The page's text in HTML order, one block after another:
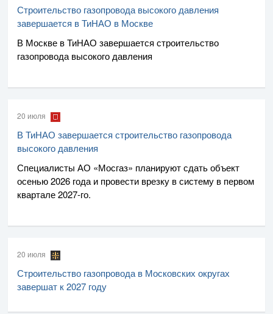
Строительство газопровода высокого давления
завершается в ТиНАО в Москве
В Москве в ТиНАО завершается строительство
газопровода высокого давления
20 июля
В ТиНАО завершается строительство газопровода
высокого давления
Специалисты АО «Мосгаз» планируют сдать объект
осенью 2026 года и провести врезку в систему в первом
квартале2027-го.
20 июля
Строительство газопровода в Московских округах
завершат к 2027 году